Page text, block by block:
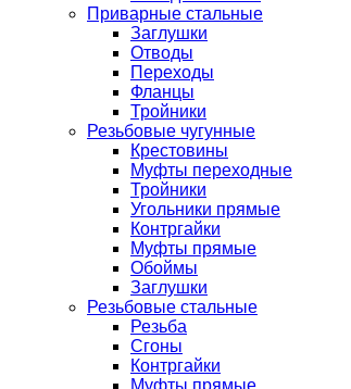
Приварные стальные
Заглушки
Отводы
Переходы
Фланцы
Тройники
Резьбовые чугунные
Крестовины
Муфты переходные
Тройники
Угольники прямые
Контргайки
Муфты прямые
Обоймы
Заглушки
Резьбовые стальные
Резьба
Сгоны
Контргайки
Муфты прямые